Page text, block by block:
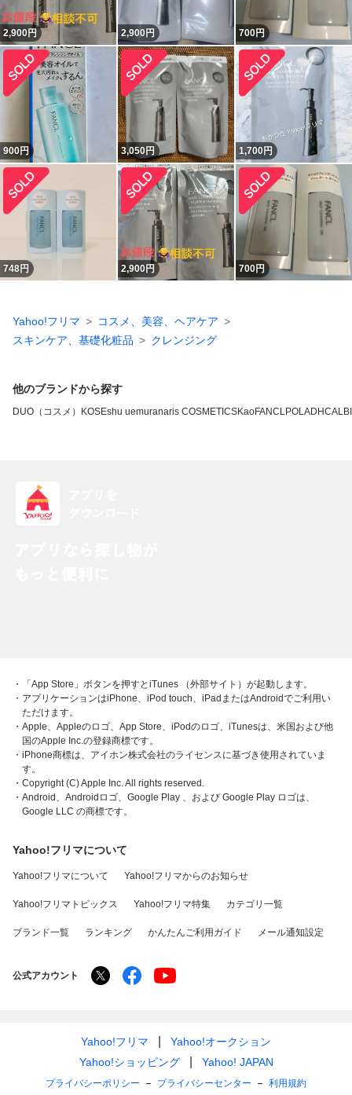
2,900円 2,900円 700円
900円 3,050円 1,700円
748円 2,900円 700円
Yahoo!フリマ
コスメ、美容、ヘアケア
スキンケア、基礎化粧品
クレンジング
他のブランドから探す
DUO（コスメ） KOSEshu uemuranaris COSMETICSKaoFANCLPOLADHC
・「App Store」ボタンを押すとiTunes （外部サイト）が起動します。
・アプリケーションはiPhone、iPod touch、iPadまたはAndroidでご利用い
ただけます。
・Apple、Appleのロゴ、App Store、iPodのロゴ、iTunesは、米国および他
国のApple Inc.の登録商標です。
・iPhone商標は、アイホン株式会社のライセンスに基づき使用されていま
す。
・Copyright (C) Apple Inc. All rights reserved.
・Android、Androidロゴ、Google Play 、および Google Play ロゴは、
Google LLC の商標です。
Yahoo!フリマについて
Yahoo!フリマについて Yahoo!フリマからのお知らせ
Yahoo!フリマトピックス Yahoo!フリマ特集 カテゴリ一覧
ブランド一覧 ランキング かんたんご利用ガイド メール通知設定
公式アカウント
Yahoo!フリマ
Yahoo!オークション
Yahoo!ショッピング
Yahoo! JAPAN
プライバシーポリシー プライバシーセンター 利用規約